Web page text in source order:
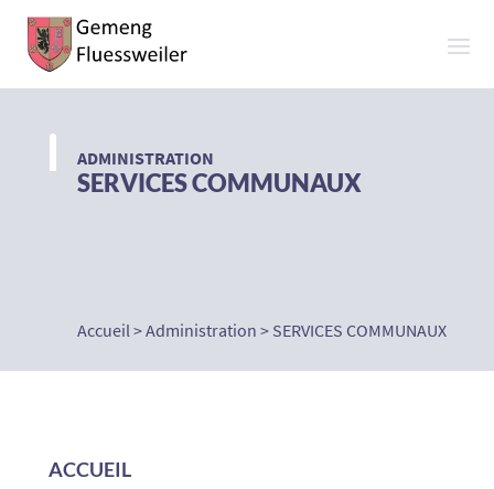
ADMINISTRATION
SERVICES COMMUNAUX
Accueil>Administration > SERVICES COMMUNAUX
ACCUEIL